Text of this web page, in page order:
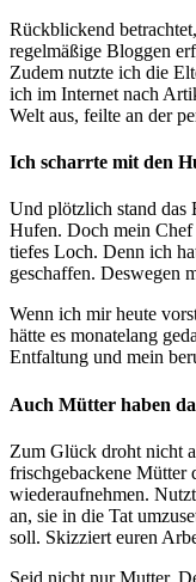
Rückblickend
regelmäßige Bloggen
Zudem nutzte ich die
ich im Internet nach
Welt aus, feilte an der
Ich scharrte mit den
Und plötzlich stand das
Hufen. Doch mein Chef
tiefes Loch. Denn ich
geschaffen. Deswegen
Wenn ich mir heute
hätte es monatelang
Entfaltung und mein
Auch Mütter haben
Zum Glück droht nicht
frischgebackene Mütter
wiederaufnehmen.
an, sie in die Tat
soll. Skizziert euren
Seid nicht nur Mutter.